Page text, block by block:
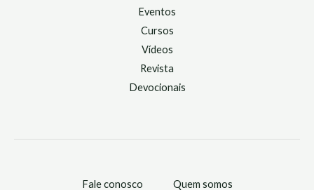
Eventos
Cursos
Vídeos
Revista
Devocionais
Fale conosco Quem somos